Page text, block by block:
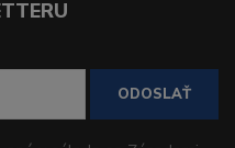
ODOSLAŤ